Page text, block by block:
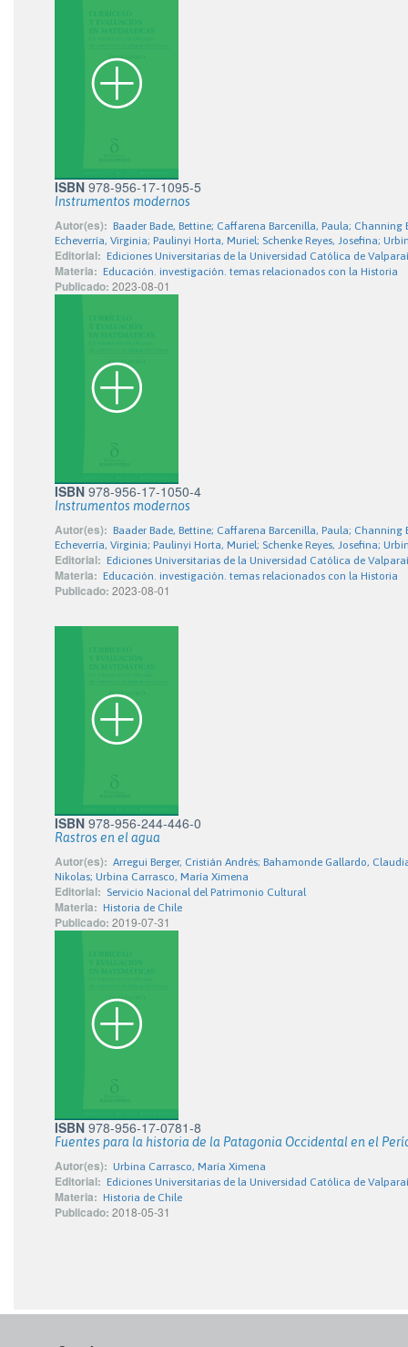
ISBN 978-956-17-1095-5
Instrumentos modernos
Autor(es): Baader Bade, Bettine; Caffarena Barcenilla, Paula;
Echeverría, Virginia; Paulinyi Horta, Muriel; Schenke Reyes, Josefina;
Editorial: Ediciones Universitarias de la Universidad Católica de
Materia: Educación. investigación. temas relacionados con la Historia
Publicado: 2023-08-01
ISBN 978-956-17-1050-4
Instrumentos modernos
Autor(es): Baader Bade, Bettine; Caffarena Barcenilla, Paula;
Echeverría, Virginia; Paulinyi Horta, Muriel; Schenke Reyes, Josefina;
Editorial: Ediciones Universitarias de la Universidad Católica de
Materia: Educación. investigación. temas relacionados con la Historia
Publicado: 2023-08-01
ISBN 978-956-244-446-0
Rastros en el agua
Autor(es): Arregui Berger, Cristián Andrés; Bahamonde Gallardo,
Nikolas; Urbina Carrasco, María Ximena
Editorial: Servicio Nacional del Patrimonio Cultural
Materia: Historia de Chile
Publicado: 2019-07-31
ISBN 978-956-17-0781-8
Fuentes para la historia de la Patagonia Occidental en el
Autor(es): Urbina Carrasco, María Ximena
Editorial: Ediciones Universitarias de la Universidad Católica de
Materia: Historia de Chile
Publicado: 2018-05-31